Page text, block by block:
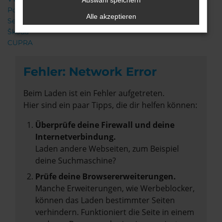
Porsche
Seat
Škoda
CUPRA
Fehler: Network Error
Beim Laden ist ein Fehler aufgetreten.
Hier sind ein paar Tipps, die dir helfen können:
Überprüfe deine Firewall und deine
Internetverbindung.
Laden andere Webseiten, zum Beispiel
deine Suchmaschine?
Prüfe deine Browsererweiterungen.
Manche Erweiterungen, wie Werbeblocker,
können das Laden bestimmter Seiten
verhindern. Funktioniert die Seite in einem
Alle akzeptieren